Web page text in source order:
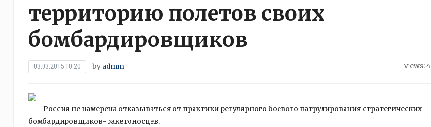
территорию полетов своих
бомбардировщиков
03.03.2015 10:20 by admin Views: 4
Россия не намерена отказываться от практики регулярного боевого патрулирования стратегических
бомбардировщиков-ракетоносцев.